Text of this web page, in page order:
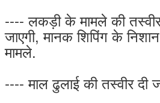
---- लकड़ी के मामले की
जाएगी, मानक शिपिंग के
मामले.
---- माल ढुलाई की तस्वीर दी